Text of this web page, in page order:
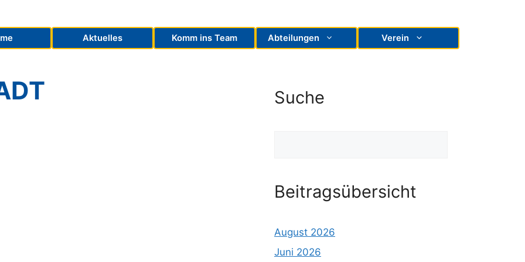
Aktuelles Komm ins Team Abteilungen Verein
Suche
Beitragsübersicht
August 2026
Juni 2026